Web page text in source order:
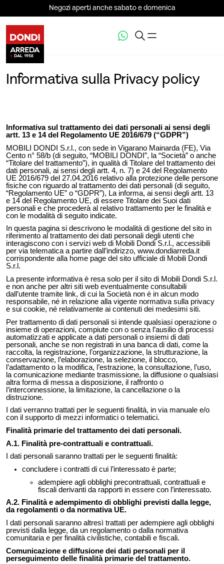
Negozi aperti anche sabato e domenica
Informativa sulla Privacy policy
Informativa sul trattamento dei dati personali ai sensi degli
artt. 13 e 14 del Regolamento UE 2016/679 (“GDPR”)
MOBILI DONDI S.r.l., con sede in Vigarano Mainarda (FE), Via
Cento n° 58/b (di seguito, “MOBILI DONDI”, la “Società” o anche
“Titolare del trattamento”), in qualità di Titolare del trattamento dei
dati personali, ai sensi degli artt. 4, n. 7) e 24 del Regolamento
UE 2016/679 del 27.04.2016 relativo alla protezione delle persone
fisiche con riguardo al trattamento dei dati personali (di seguito,
“Regolamento UE” o “GDPR”), La informa, ai sensi degli artt. 13
e 14 del Regolamento UE, di essere Titolare dei Suoi dati
personali e che procederà al relativo trattamento per le finalità e
con le modalità di seguito indicate.
In questa pagina si descrivono le modalità di gestione del sito in
riferimento al trattamento dei dati personali degli utenti che
interagiscono con i servizi web di Mobili Dondi S.r.l., accessibili
per via telematica a partire dall’indirizzo, www.dondiarreda.it
corrispondente alla home page del sito ufficiale di Mobili Dondi
S.r.l.
La presente informativa è resa solo per il sito di Mobili Dondi S.r.l.
e non anche per altri siti web eventualmente consultabili
dall’utente tramite link, di cui la Società non è in alcun modo
responsabile, né in relazione alla vigente normativa sulla privacy
e sui cookie, né relativamente ai contenuti dei medesimi siti.
Per trattamento di dati personali si intende qualsiasi operazione o
insieme di operazioni, compiute con o senza l’ausilio di processi
automatizzati e applicate a dati personali o insiemi di dati
personali, anche se non registrati in una banca di dati, come la
raccolta, la registrazione, l’organizzazione, la strutturazione, la
conservazione, l’elaborazione, la selezione, il blocco,
l’adattamento o la modifica, l’estrazione, la consultazione, l’uso,
la comunicazione mediante trasmissione, la diffusione o qualsiasi
altra forma di messa a disposizione, il raffronto o
l’interconnessione, la limitazione, la cancellazione o la
distruzione.
I dati verranno trattati per le seguenti finalità, in via manuale e/o
con il supporto di mezzi informatici o telematici.
Finalità primarie del trattamento dei dati personali.
A.1. Finalità pre-contrattuali e contrattuali.
I dati personali saranno trattati per le seguenti finalità:
concludere i contratti di cui l’interessato è parte;
adempiere agli obblighi precontrattuali, contrattuali e
fiscali derivanti da rapporti in essere con l’interessato.
A.2. Finalità e adempimento di obblighi previsti dalla legge,
da regolamenti o da normativa UE.
I dati personali saranno altresì trattati per adempiere agli obblighi
previsti dalla legge, da un regolamento o dalla normativa
comunitaria e per finalità civilistiche, contabili e fiscali.
Comunicazione e diffusione dei dati personali per il
perseguimento delle finalità primarie del trattamento.